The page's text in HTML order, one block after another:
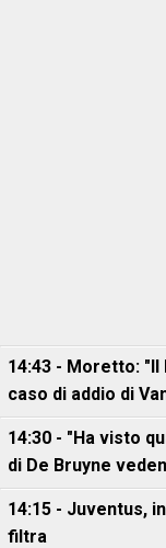
14:43 - Moretto: "Il
caso di addio di
14:30 - "Ha visto
di De Bruyne
14:15 - Juventus,
filtra